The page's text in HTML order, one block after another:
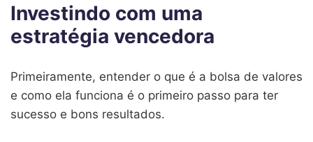
Investindo com uma
estratégia vencedora
Primeiramente, entender o que é a bolsa de valores
e como ela funciona é o primeiro passo para ter
sucesso e bons resultados.